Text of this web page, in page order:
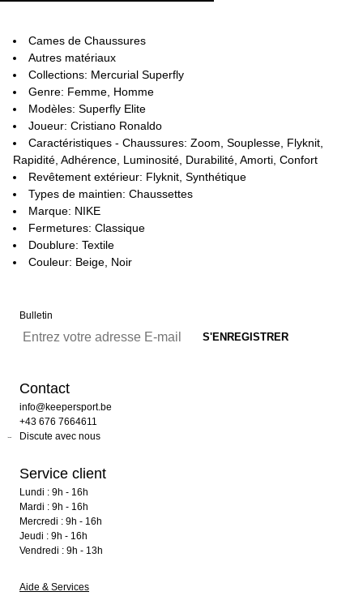
Cames de Chaussures
Autres matériaux
Collections: Mercurial Superfly
Genre: Femme, Homme
Modèles: Superfly Elite
Joueur: Cristiano Ronaldo
Caractéristiques - Chaussures: Zoom, Souplesse, Flyknit,
Rapidité, Adhérence, Luminosité, Durabilité, Amorti, Confort
Revêtement extérieur: Flyknit, Synthétique
Types de maintien: Chaussettes
Marque: NIKE
Fermetures: Classique
Doublure: Textile
Couleur: Beige, Noir
Bulletin
Contact
info@keepersport.be
+43 676 7664611
Discute avec nous
Service client
Lundi : 9h - 16h
Mardi : 9h - 16h
Mercredi : 9h - 16h
Jeudi : 9h - 16h
Vendredi : 9h - 13h
Aide & Services